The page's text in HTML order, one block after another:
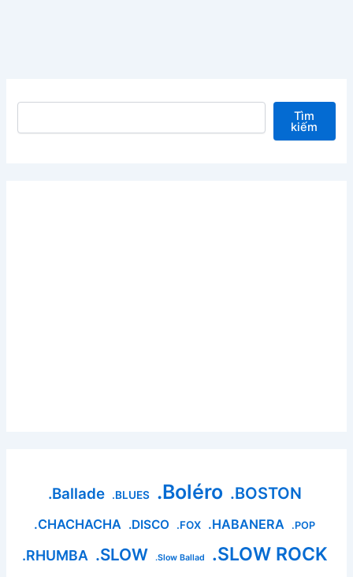
Tìm kiếm Tìm
kiếm
.Ballade .BLUES .Boléro .BOSTON
.CHACHACHA .DISCO .FOX .HABANERA .POP
.RHUMBA .SLOW .Slow Ballad .SLOW ROCK